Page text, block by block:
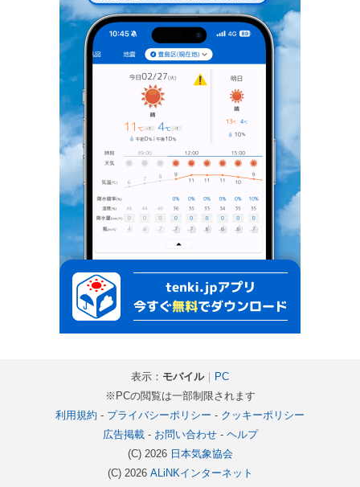
表示： モバイル｜
PC
※PCの閲覧は一部制限されます
利用規約 - プライバシーポリシー - クッキーポリシー
広告掲載- お問い合わせ- ヘルプ
(C) 2026 日本気象協会
(C) 2026 ALiNKインターネット